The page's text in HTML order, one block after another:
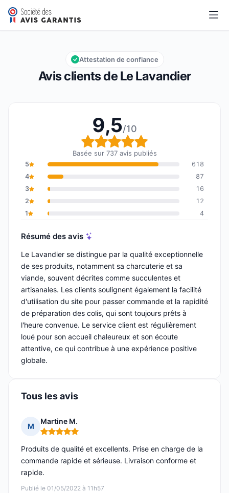
Le Lavandier
Note globale : 9,5 sur 10
9,5/10
Avis clients de Le Lavandier
Attestation de confiance
9,5/10
Note globale : 9,5 sur
Basée sur 737 avis publiés
5
618
4
87
3
16
2
12
1
4
Résumé des avis
Le Lavandier se distingue par la qualité exceptionnelle
de ses produits, notamment sa charcuterie et sa
viande, souvent décrites comme succulentes et
artisanales. Les clients soulignent également la facilité
d'utilisation du site pour passer commande et la rapidité
de préparation des colis, qui sont toujours prêts à
l'heure convenue. Le service client est régulièrement
loué pour son accueil chaleureux et son écoute
attentive, ce qui contribue à une expérience positive
globale.
Tous les avis
M
Martine M.
Note : 5 sur 5
Publié le 01/05/2022 à 11h57
Produits de qualité et excellents. Prise en charge de la
commande rapide et sérieuse. Livraison conforme et
rapide.